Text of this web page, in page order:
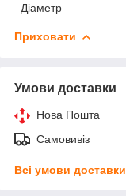
Діаметр
Приховати
Умови доставки
Нова Пошта
Самовивіз
Всі умови доставки